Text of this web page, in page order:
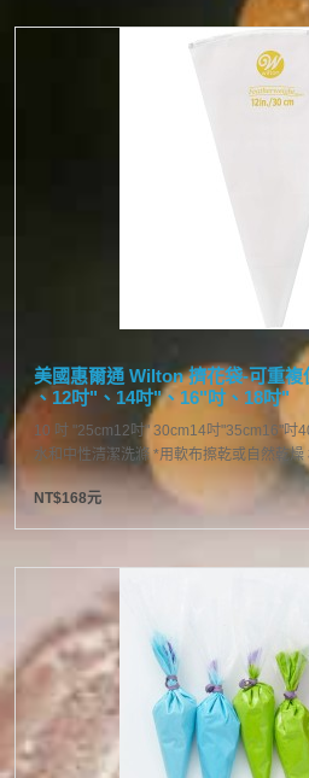
美國惠爾通 Wilton 擠花袋-可重
、12吋"、14吋"、16"吋、18吋"
10 吋 "25cm12吋" 30cm14吋"35cm16"吋
水和中性清潔洗滌 *用軟布擦乾或自然乾燥
NT$168元